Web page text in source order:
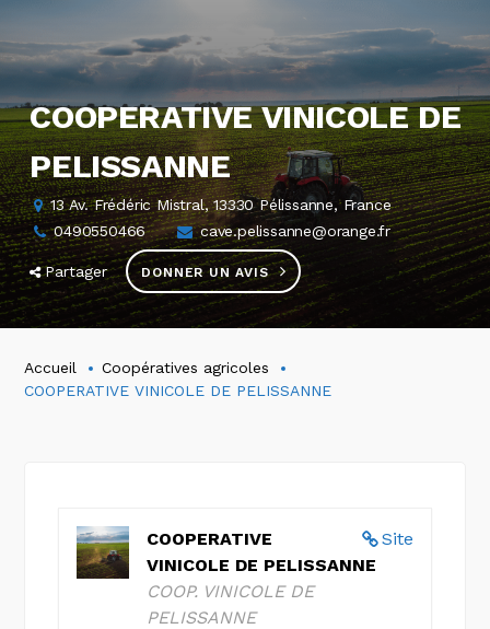
COOPERATIVE VINICOLE DE
PELISSANNE
13 Av. Frédéric Mistral, 13330 Pélissanne, France
0490550466
cave.pelissanne@orange.fr
Partager DONNER UN AVIS
Accueil
Coopératives agricoles
COOPERATIVE VINICOLE DE PELISSANNE
Site
COOPERATIVE
VINICOLE DE PELISSANNE
COOP. VINICOLE DE
PELISSANNE